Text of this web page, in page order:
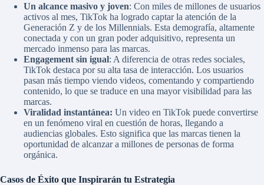
Un alcance masivo y joven: Con miles de millones de usuarios
activos al mes, TikTok ha logrado captar la atención de la
Generación Z y de los Millennials. Esta demografía, altamente
conectada y con un gran poder adquisitivo, representa un
mercado inmenso para las marcas.
Engagement sin igual: A diferencia de otras redes sociales,
TikTok destaca por su alta tasa de interacción. Los usuarios
pasan más tiempo viendo videos, comentando y compartiendo
contenido, lo que se traduce en una mayor visibilidad para las
marcas.
Viralidad instantánea: Un video en TikTok puede convertirse
en un fenómeno viral en cuestión de horas, llegando a
audiencias globales. Esto significa que las marcas tienen la
oportunidad de alcanzar a millones de personas de forma
orgánica.
Casos de Éxito que Inspirarán tu Estrategia